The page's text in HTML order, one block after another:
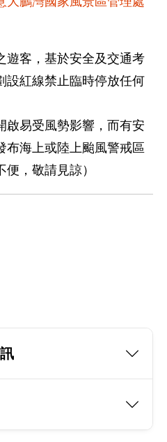
遊客，基於安全及交通考
設紅線禁止臨時停放任何
啟易受風勢影響，而有安
布海上或陸上颱風警戒區
，敬請見諒）